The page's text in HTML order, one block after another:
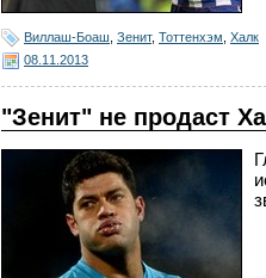
Виллаш-Боаш Зенит, Тоттенхэм Халк
08.11.2013
"Зенит" не продаст